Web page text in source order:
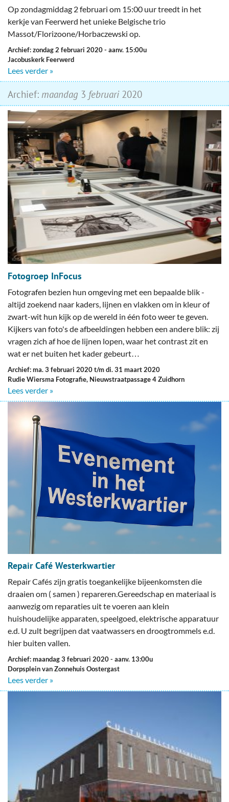
Op zondagmiddag 2 februari om 15:00 uur treedt in het
kerkje van Feerwerd het unieke Belgische trio
Massot/Florizoone/Horbaczewski op.
Archief: zondag 2 februari 2020- aanv. 15:00u
Jacobuskerk Feerwerd
Lees verder »
Archief: maandag 3 februari2020
Fotogroep InFocus
Fotografen bezien hun omgeving met een bepaalde blik -
altijd zoekend naar kaders, lijnen en vlakken om in kleur of
zwart-wit hun kijk op de wereld in één foto weer te geven.
Kijkers van foto's de afbeeldingen hebben een andere blik: zij
vragen zich af hoe de lijnen lopen, waar het contrast zit en
wat er net buiten het kader gebeurt…
Archief: ma. 3 februari 2020 t/m di. 31 maart 2020
Rudie Wiersma Fotografie, Nieuwstraatpassage 4 Zuidhorn
Lees verder »
Repair Café Westerkwartier
Repair Cafés zijn gratis toegankelijke bijeenkomsten die
draaien om ( samen ) repareren.Gereedschap en materiaal is
aanwezig om reparaties uit te voeren aan klein
huishoudelijke apparaten, speelgoed, elektrische apparatuur
e.d. U zult begrijpen dat vaatwassers en droogtrommels e.d.
hier buiten vallen.
Archief: maandag 3 februari 2020- aanv. 13:00u
Dorpsplein van Zonnehuis Oostergast
Lees verder »